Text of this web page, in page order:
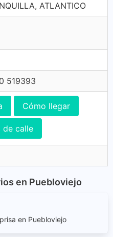
ATLANTICO
519393
Cómo llegar
de calle
en Puebloviejo
en Puebloviejo